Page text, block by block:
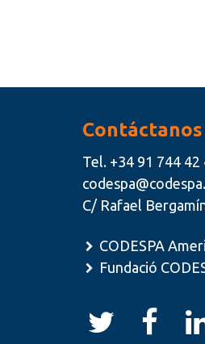
Contáctanos
Tel. +34 91 744 42
C/ Rafael
CODESPA
Fundació